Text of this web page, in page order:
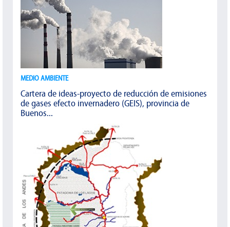
MEDIO AMBIENTE
Cartera de ideas-proyecto de reducción de emisiones
de gases efecto invernadero (GEIS), provincia de
Buenos...